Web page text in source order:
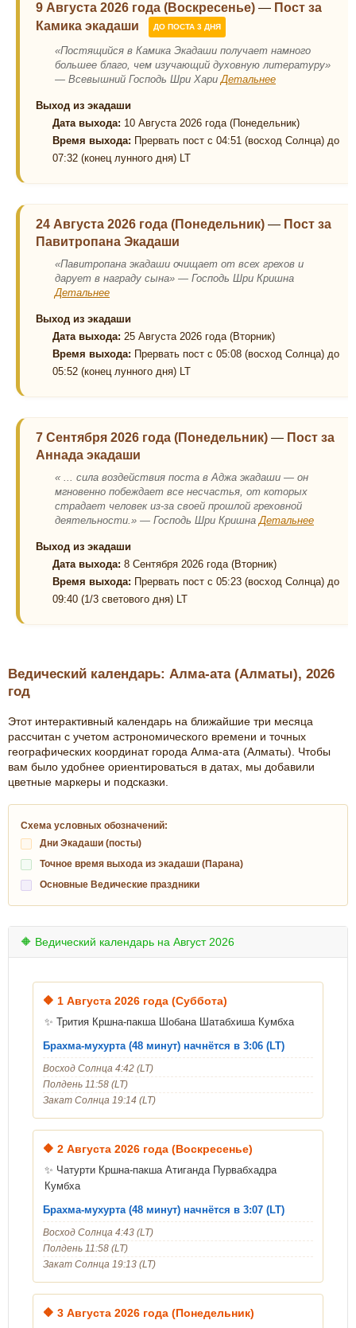
9 Августа 2026 года (Воскресенье) — Пост за
Камика экадаши
ДО ПОСТА 3 ДНЯ
«Постящийся в Камика Экадаши получает намного
большее благо, чем изучающий духовную литературу»
— Всевышний Господь Шри ХариДетальнее
Выход из экадаши
Дата выхода: 10 Августа 2026 года (Понедельник)
Время выхода: Прервать пост с 04:51 (восход Солнца) до
07:32 (конец лунного дня) LT
24 Августа 2026 года (Понедельник) — Пост за
Павитропана Экадаши
«Павитропана экадаши очищает от всех грехов и
дарует в награду сына» — Господь Шри Кришна
Детальнее
Выход из экадаши
Дата выхода: 25 Августа 2026 года (Вторник)
Время выхода: Прервать пост с 05:08 (восход Солнца) до
05:52 (конец лунного дня) LT
7 Сентября 2026 года (Понедельник) — Пост за
Аннада экадаши
« ... сила воздействия поста в Аджа экадаши — он
мгновенно побеждает все несчастья, от которых
страдает человек из-за своей прошлой греховной
деятельности.» — Господь Шри КришнаДетальнее
Выход из экадаши
Дата выхода: 8 Сентября 2026 года (Вторник)
Время выхода: Прервать пост с 05:23 (восход Солнца) до
09:40 (1/3 светового дня) LT
Ведический календарь: Алма-ата (Алматы), 2026
год
Этот интерактивный календарь на ближайшие три месяца
рассчитан с учетом астрономического времени и точных
географических координат города Алма-ата (Алматы). Чтобы
вам было удобнее ориентироваться в датах, мы добавили
цветные маркеры и подсказки.
Схема условных обозначений:
Дни Экадаши (посты)
Точное время выхода из экадаши (Парана)
Основные Ведические праздники
🔶 Ведический календарь на Август 2026
🔶 1 Августа 2026 года (Суббота)
✨ Трития Кршна-пакша Шобана Шатабхиша Кумбха
Брахма-мухурта (48 минут) начнётся в 3:06 (LT)
Восход Солнца 4:42 (LT)
Полдень 11:58 (LT)
Закат Солнца 19:14 (LT)
🔶 2 Августа 2026 года (Воскресенье)
✨ Чатурти Кршна-пакша Атиганда Пурвабхадра
Кумбха
Брахма-мухурта (48 минут) начнётся в 3:07 (LT)
Восход Солнца 4:43 (LT)
Полдень 11:58 (LT)
Закат Солнца 19:13 (LT)
🔶 3 Августа 2026 года (Понедельник)